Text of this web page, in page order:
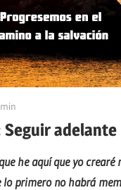
Seguir adelante
he aquí que yo crearé
lo primero no habrá